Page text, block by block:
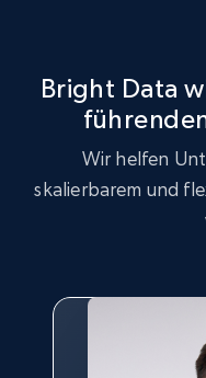
TikTok - Posts -
TikTok discover
URL, Post id,
count, Share
Bright Data
Wir helfen
skalierbarem und